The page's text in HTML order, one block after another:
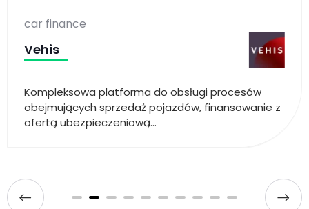
car finance
Vehis
Kompleksowa platforma do obsługi procesów
obejmujących sprzedaż pojazdów, finansowanie z
ofertą ubezpieczeniową...